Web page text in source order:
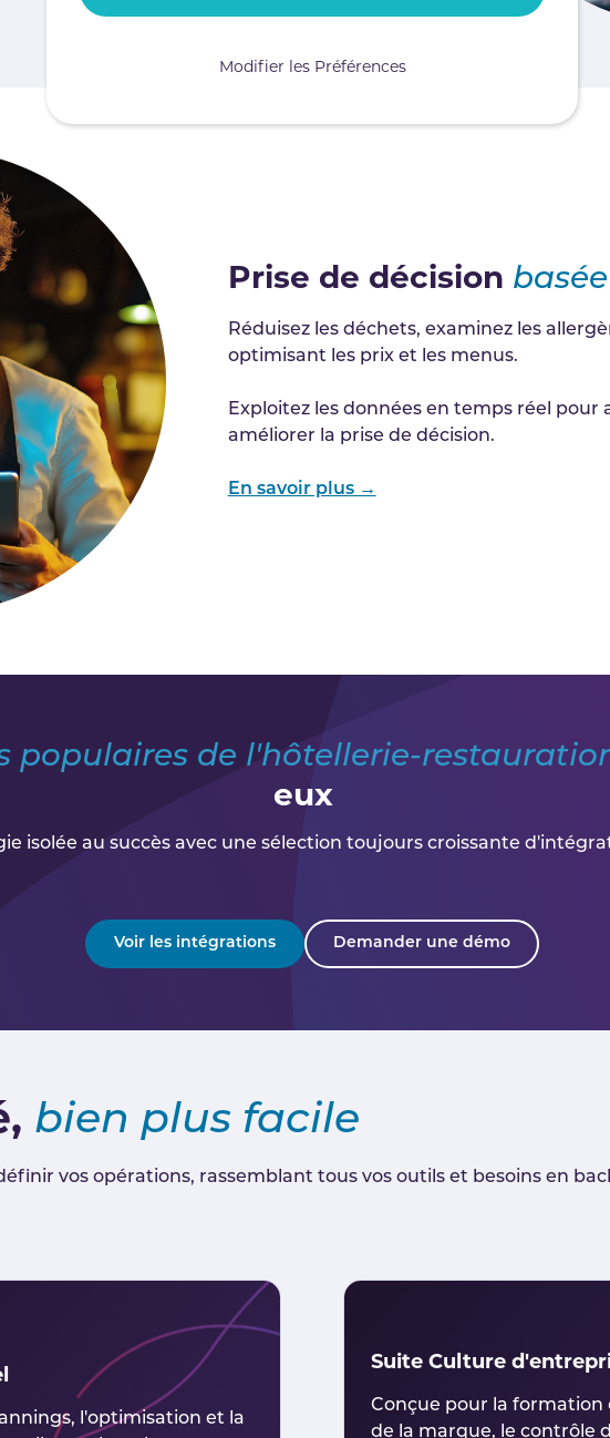
Prise de décision
Réduisez les déchets, examinez les
optimisant les prix et les menus.
Exploitez les données en temps réel pour
améliorer la prise de décision.
En savoir plus →
populaires de l'hôtellerie-
eux
isolée au succès avec une sélection toujours croissante
Voir les intégrations Demander une démo
bien plus facile
vos opérations, rassemblant tous vos outils et besoins en
l'optimisation et la
Suite Culture
Conçue pour la
de la marque, le contrôle
Modifier les Préférences